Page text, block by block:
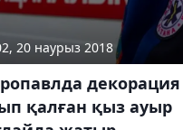
20 наурыз 2018
декорация
қалған қыз ауыр